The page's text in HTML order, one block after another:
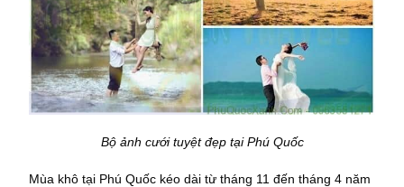
Bộ ảnh cưới tuyệt đẹp tại Phú Quốc
Mùa khô tại Phú Quốc kéo dài từ tháng 11 đến tháng 4 năm